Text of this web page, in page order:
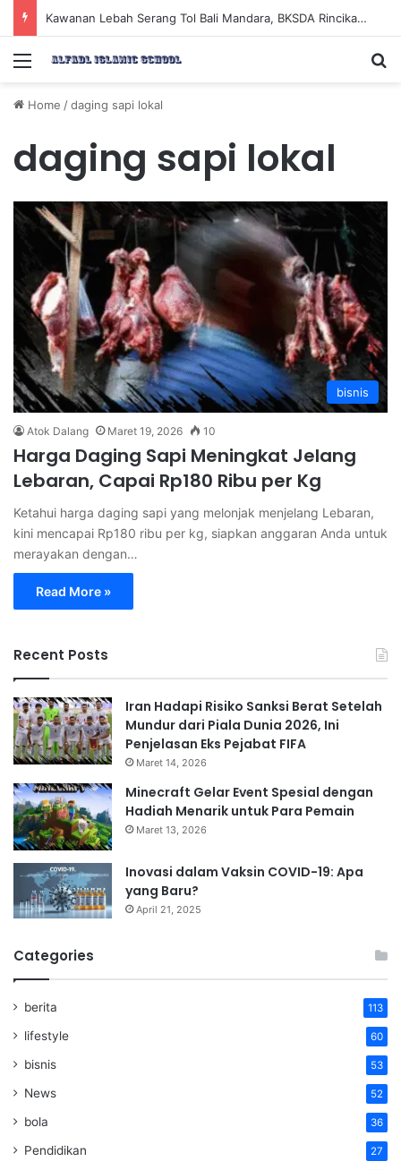
Kawanan Lebah Serang Tol Bali Mandara, BKSDA Rincikan Penyebabnya
Menu
Home /daging sapi lokal
daging sapi lokal
bisnis
Atok Dalang Maret 19, 2026 10
Harga Daging Sapi Meningkat Jelang
Lebaran, Capai Rp180 Ribu per Kg
Ketahui harga daging sapi yang melonjak menjelang Lebaran,
kini mencapai Rp180 ribu per kg, siapkan anggaran Anda untuk
merayakan dengan…
Read More »
Recent Posts
Iran Hadapi Risiko Sanksi Berat Setelah
Mundur dari Piala Dunia 2026, Ini
Penjelasan Eks Pejabat FIFA
Maret 14, 2026
Minecraft Gelar Event Spesial dengan
Hadiah Menarik untuk Para Pemain
Maret 13, 2026
Inovasi dalam Vaksin COVID-19: Apa
yang Baru?
April 21, 2025
Categories
berita 113
lifestyle 60
bisnis 53
News 52
bola 36
Pendidikan 27